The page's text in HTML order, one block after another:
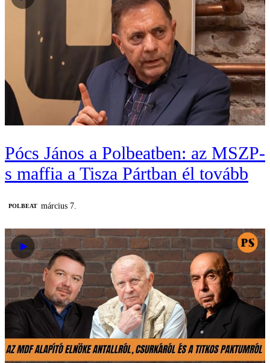
Pócs János a Polbeatben: az MSZP-
s maffia a Tisza Pártban él tovább
‎POLBEAT március 7.